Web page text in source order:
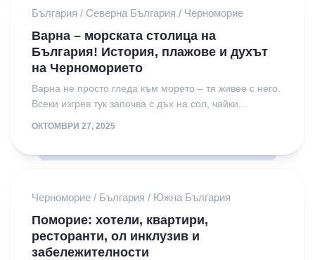
България / Северна България / Черноморие
Варна – морската столица на
България! История, плажове и духът
на Черноморието
Варна не просто гледа към морето – тя живее с него.
Всеки изгрев тук започва с дъх на сол, чайки...
ОКТОМВРИ 27, 2025
Черноморие / България / Южна България
Поморие: хотели, квартири,
ресторанти, ол инклузив и
забележителности